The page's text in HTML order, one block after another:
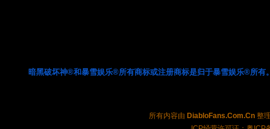
暗黑破坏神®和暴雪娱乐®所有商标或注册商标是归于暴雪娱乐®所
所有内容由 DiabloFans.Com.Cn 整